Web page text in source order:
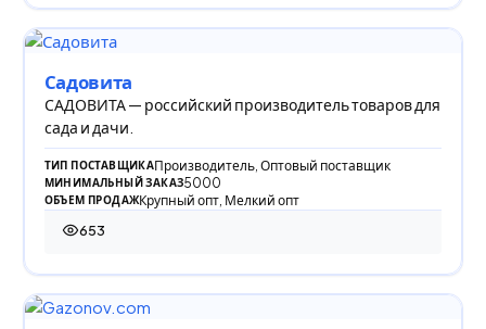
Садовита
САДОВИТА — российский производитель товаров для
сада и дачи.
ТИП ПОСТАВЩИКАПроизводитель, Оптовый поставщик
МИНИМАЛЬНЫЙ ЗАКАЗ5000
ОБЪЕМ ПРОДАЖКрупный опт, Мелкий опт
653
653 просмотра